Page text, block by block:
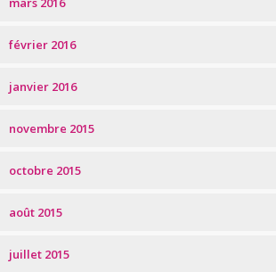
février 2016
janvier 2016
novembre 2015
octobre 2015
août 2015
juillet 2015